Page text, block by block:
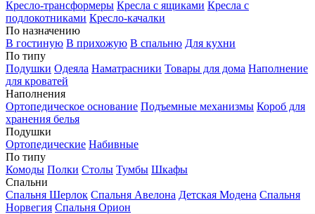
Кресло-трансформеры Кресла с ящиками Кресла с
подлокотниками Кресло-качалки
По назначению
В гостиную В прихожую В спальню Для кухни
По типу
Подушки Одеяла Наматрасники Товары для дома Наполнение
для кроватей
Наполнения
Ортопедическое основание Подъемные механизмы Короб для
хранения белья
Подушки
Ортопедические Набивные
По типу
Комоды Полки Столы Тумбы Шкафы
Спальни
Спальня Шерлок Спальня Авелона Детская Модена Спальня
Норвегия Спальня Орион